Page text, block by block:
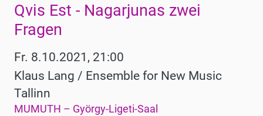
Qvis Est - Nagarjunas zwei
Fragen
Fr. 8.10.2021, 21:00
Klaus Lang / Ensemble for New Music
Tallinn
MUMUTH – György-Ligeti-Saal